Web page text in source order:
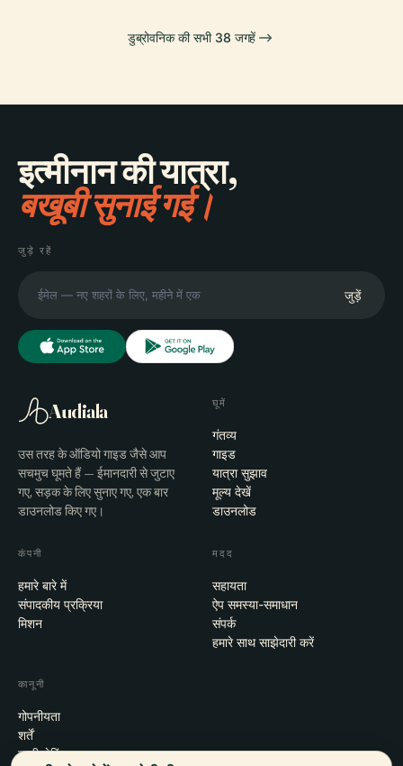
डुब्रोवनिक की सभी 38 जगहें
इत्मीनान की यात्रा,
बखूबी सुनाई गई।
जुड़े रहें
जुड़ें
Audiala
उस तरह के ऑडियो गाइड जैसे आप
सचमुच घूमते हैं — ईमानदारी से जुटाए
गए, सड़क के लिए सुनाए गए, एक बार
डाउनलोड किए गए।
घूमें
गंतव्य
गाइड
यात्रा सुझाव
मूल्य देखें
डाउनलोड
कंपनी
हमारे बारे में
संपादकीय प्रक्रिया
मिशन
मदद
सहायता
ऐप समस्या-समाधान
संपर्क
हमारे साथ साझेदारी करें
कानूनी
गोपनीयता
शर्तें
कुकी सेटिंग्स